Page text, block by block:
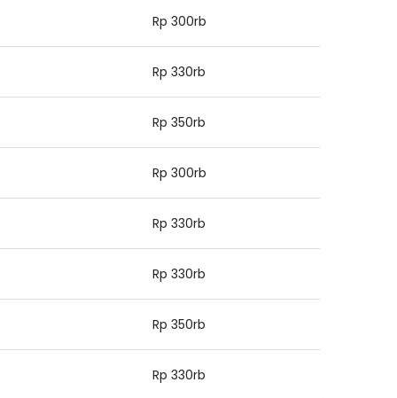
Rp 300rb
Rp 330rb
Rp 350rb
Rp 300rb
Rp 330rb
Rp 330rb
Rp 350rb
Rp 330rb